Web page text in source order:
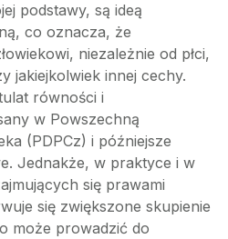
podstawy, są ideą
co oznacza, że
niezależnie od płci,
jakiejkolwiek innej cechy.
równości i
w Powszechną
(PDPCz) i późniejsze
Jednakże, w praktyce i w
się prawami
się zwiększone skupienie
może prowadzić do